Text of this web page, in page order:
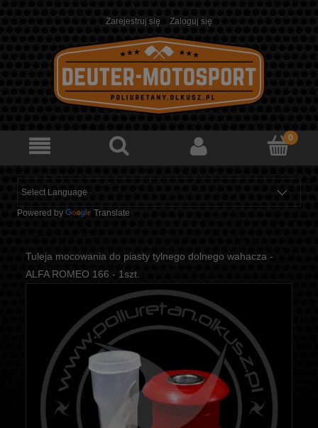
Zarejestruj się Zaloguj się
Powered by Translate
Tuleja mocowania do piasty tylnego dolnego wahacza -
ALFA ROMEO 166 - 1szt.